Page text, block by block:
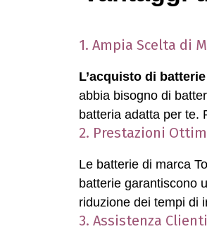
1. Ampia Scelta di
L’acquisto di
abbia bisogno di
batteria adatta per te.
2. Prestazioni
Le batterie di marca
batterie garantiscono
riduzione dei tempi di
3. Assistenza